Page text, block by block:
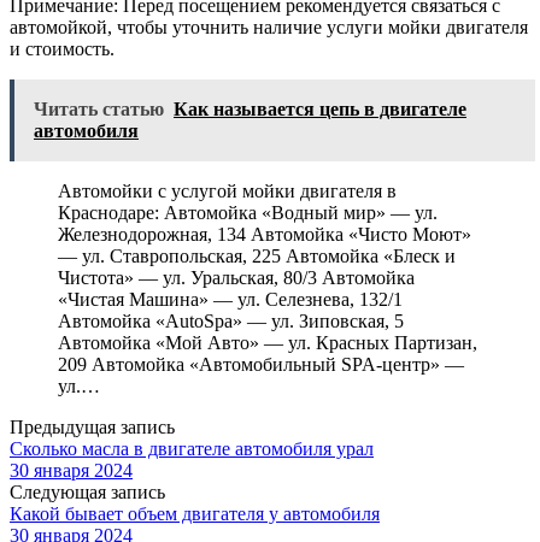
Примечание: Перед посещением рекомендуется связаться с
автомойкой, чтобы уточнить наличие услуги мойки двигателя
и стоимость.
Читать статью Как называется цепь в двигателе
автомобиля
Автомойки с услугой мойки двигателя в
Краснодаре: Автомойка «Водный мир» — ул.
Железнодорожная, 134 Автомойка «Чисто Моют»
— ул. Ставропольская, 225 Автомойка «Блеск и
Чистота» — ул. Уральская, 80/3 Автомойка
«Чистая Машина» — ул. Селезнева, 132/1
Автомойка «AutoSpa» — ул. Зиповская, 5
Автомойка «Мой Авто» — ул. Красных Партизан,
209 Автомойка «Автомобильный SPA-центр» —
ул.…
Предыдущая запись
Сколько масла в двигателе автомобиля урал
30 января 2024
Следующая запись
Какой бывает объем двигателя у автомобиля
30 января 2024